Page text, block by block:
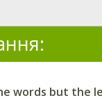
words but the